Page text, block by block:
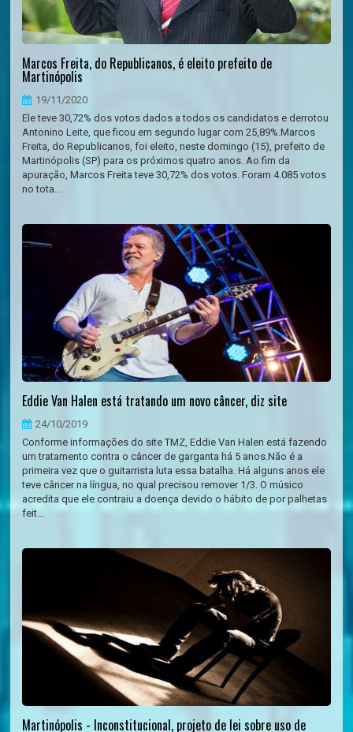
Marcos Freita, do Republicanos, é eleito prefeito de
Martinópolis
19/11/2020
Ele teve 30,72% dos votos dados a todos os candidatos e derrotou
Antonino Leite, que ficou em segundo lugar com 25,89%.Marcos
Freita, do Republicanos, foi eleito, neste domingo (15), prefeito de
Martinópolis (SP) para os próximos quatro anos. Ao fim da
apuração, Marcos Freita teve 30,72% dos votos. Foram 4.085 votos
no tota...
Eddie Van Halen está tratando um novo câncer, diz site
24/10/2019
Conforme informações do site TMZ, Eddie Van Halen está fazendo
um tratamento contra o câncer de garganta há 5 anos.Não é a
primeira vez que o guitarrista luta essa batalha. Há alguns anos ele
teve câncer na língua, no qual precisou remover 1/3. O músico
acredita que ele contraiu a doença devido o hábito de por palhetas
feit...
Martinópolis - Inconstitucional, projeto de lei sobre uso de